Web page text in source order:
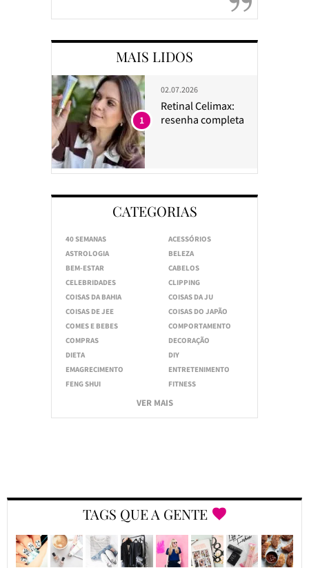
MAIS LIDOS
02.07.2026
Retinal Celimax:
resenha completa
1
CATEGORIAS
40 SEMANAS
ACESSÓRIOS
ASTROLOGIA
BELEZA
BEM-ESTAR
CABELOS
CELEBRIDADES
CLIPPING
COISAS DA BAHIA
COISAS DA JU
COISAS DE JEE
COISAS DO JAPÃO
COMES E BEBES
COMPORTAMENTO
COMPRAS
DECORAÇÃO
DIETA
DIY
EMAGRECIMENTO
ENTRETENIMENTO
FENG SHUI
FITNESS
VER MAIS
TAGS QUE A GENTE